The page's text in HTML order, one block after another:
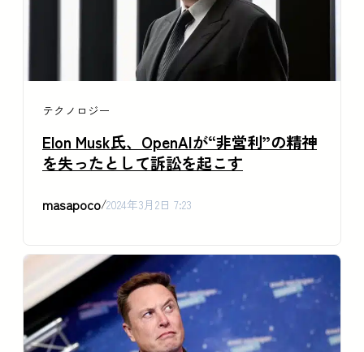
テクノロジー
Elon Musk氏、OpenAIが“非営利”の精神
を失ったとして訴訟を起こす
masapoco/2024年3月2日 7:23